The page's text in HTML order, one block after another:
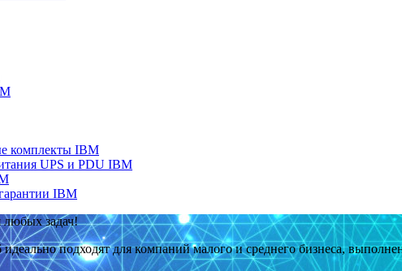
комплекты IBM
UPS и PDU IBM
IBM
задач!
подходят для компаний малого и среднего бизнеса,